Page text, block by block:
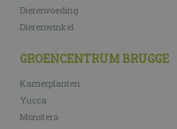
Dierenvoeding
Dierenwinkel
GROENCENTRUM BRUGGE
Kamerplanten
Yucca
Monstera